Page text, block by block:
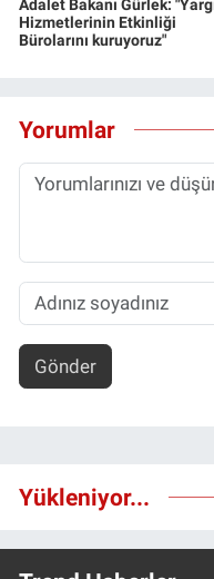
Adalet Bakanı Gürlek:
Hizmetlerinin Etkinliği
Bürolarını kuruyoruz"
Yorumlar
Gönder
Yükleniyor...